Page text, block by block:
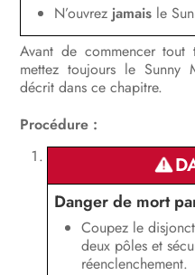
N’ouvrez jamais le
Avant de commencer tout
mettez toujours le Sunny
décrit dans ce chapitre.
Procédure :
Danger de mort
Coupez le
deux pôles et
réenclenchement.
Mise hors
Mise hors
Multigate
Remise en
Mise hors
Accessoires et